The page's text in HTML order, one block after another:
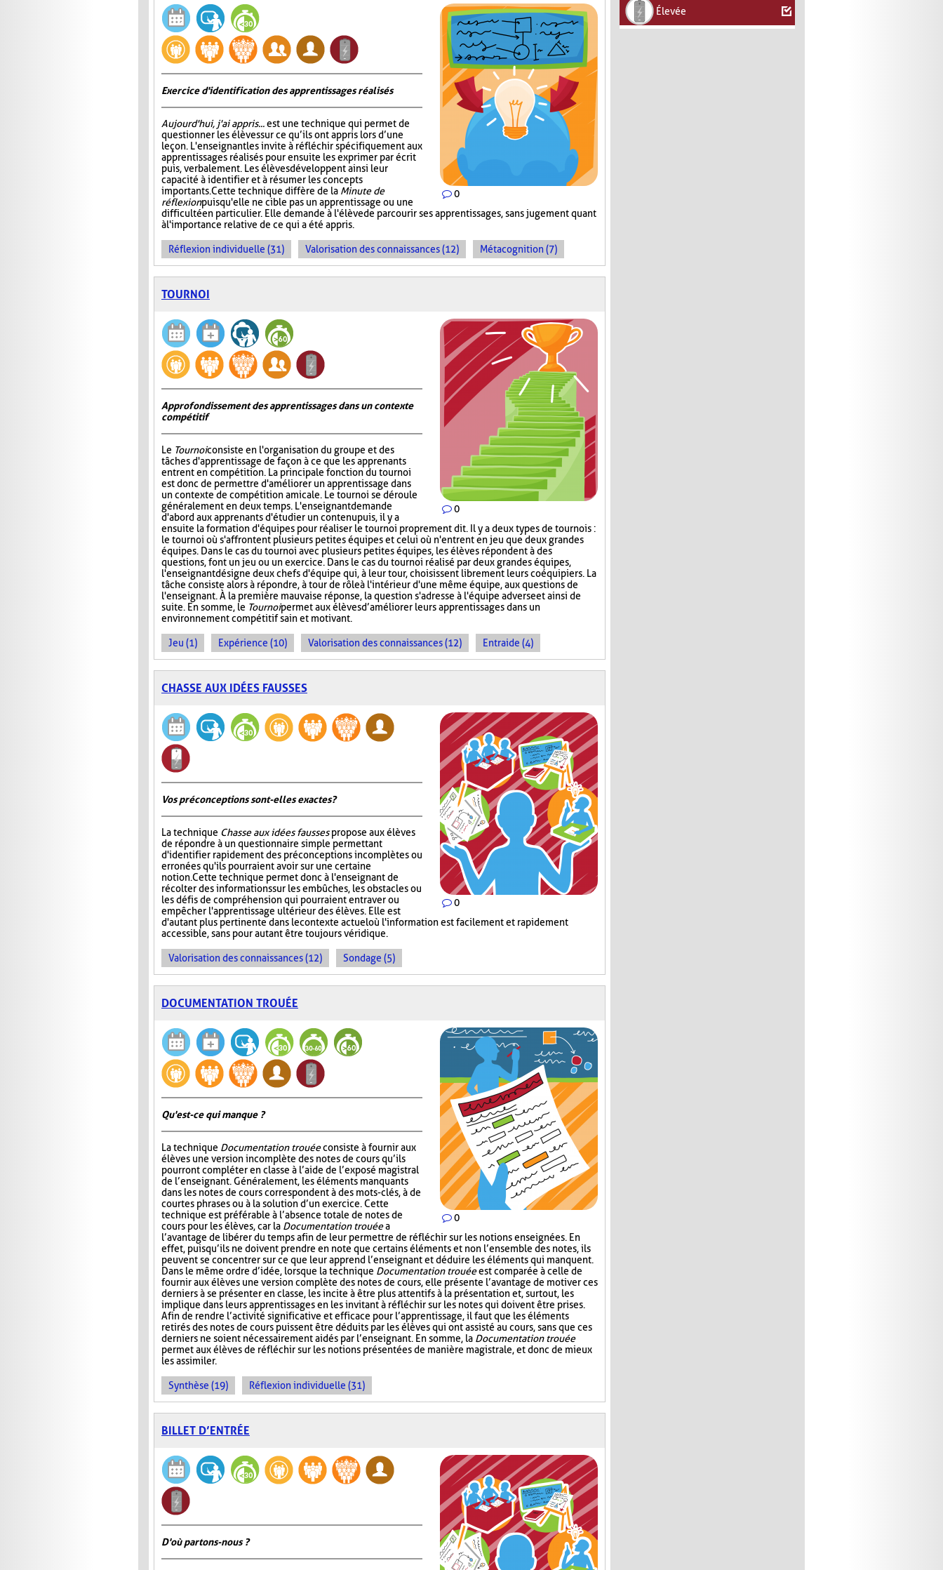
Élevée
0
Exercice d'identification des apprentissages réalisés
Aujourd'hui, j'ai appris...est une technique qui permet de
questionner les élèves sur ce qu’ils ont appris lors d’une
leçon. L'enseignant les invite à réfléchir spécifiquement aux
apprentissages réalisés pour ensuite les exprimer par écrit
puis, verbalement. Les élèves développent ainsi leur
capacité à identifier et à résumer les concepts
importants. Cette technique diffère de la Minute de
réflexionpuisqu'elle ne cible pas un apprentissage ou une
difficulté en particulier. Elle demande à l'élève de parcourir ses apprentissages, sans jugement quant
à l'importance relative de ce qui a été appris.
Réflexion individuelle (31) Valorisation des connaissances (12) Métacognition (7)
TOURNOI
0
Approfondissement des apprentissages dans un contexte
compétitif
Le Tournoiconsiste en l'organisation du groupe et des
tâches d'apprentissage de façon à ce que les apprenants
entrent en compétition. La principale fonction du tournoi
est donc de permettre d'améliorer un apprentissage dans
un contexte de compétition amicale. Le tournoi se déroule
généralement en deux temps. L'enseignant demande
d'abord aux apprenants d'étudier un contenu puis, il y a
ensuite la formation d'équipes pour réaliser le tournoi proprement dit. Il y a deux types de tournois :
le tournoi où s'affrontent plusieurs petites équipes et celui où n'entrent en jeu que deux grandes
équipes. Dans le cas du tournoi avec plusieurs petites équipes, les élèves répondent à des
questions, font un jeu ou un exercice. Dans le cas du tournoi réalisé par deux grandes équipes,
l'enseignant désigne deux chefs d'équipe qui, à leur tour, choisissent librement leurs coéquipiers. La
tâche consiste alors à répondre, à tour de rôle à l'intérieur d'une même équipe, aux questions de
l'enseignant. À la première mauvaise réponse, la question s'adresse à l'équipe adverse et ainsi de
suite. En somme, le Tournoipermet aux élèves d’améliorer leurs apprentissages dans un
environnement compétitif sain et motivant.
Jeu (1) Expérience (10) Valorisation des connaissances (12) Entraide (4)
CHASSE AUX IDÉES FAUSSES
0
Vos préconceptions sont-elles exactes ?
La technique Chasse aux idées faussespropose aux élèves
de répondre à un questionnaire simple permettant
d'identifier rapidement des préconceptions incomplètes ou
erronées qu'ils pourraient avoir sur une certaine
notion. Cette technique permet donc à l'enseignant de
récolter des informations sur les embûches, les obstacles ou
les défis de compréhension qui pourraient entraver ou
empêcher l'apprentissage ultérieur des élèves. Elle est
d'autant plus pertinente dans le contexte actuel où l'information est facilement et rapidement
accessible, sans pour autant être toujours véridique.
Valorisation des connaissances (12) Sondage (5)
DOCUMENTATION TROUÉE
0
Qu'est-ce qui manque ?
La technique Documentation trouéeconsiste à fournir aux
élèves une version incomplète des notes de cours qu’ils
pourront compléter en classe à l’aide de l’exposé magistral
de l’enseignant. Généralement, les éléments manquants
dans les notes de cours correspondent à des mots-clés, à de
courtes phrases ou à la solution d’un exercice. Cette
technique est préférable à l’absence totale de notes de
cours pour les élèves, car la Documentation trouéea
l’avantage de libérer du temps afin de leur permettre de réfléchir sur les notions enseignées. En
effet, puisqu’ils ne doivent prendre en note que certains éléments et non l’ensemble des notes, ils
peuvent se concentrer sur ce que leur apprend l’enseignant et déduire les éléments qui manquent.
Dans le même ordre d’idée, lorsque la technique Documentation trouéeest comparée à celle de
fournir aux élèves une version complète des notes de cours, elle présente l’avantage de motiver ces
derniers à se présenter en classe, les incite à être plus attentifs à la présentation et, surtout, les
implique dans leurs apprentissages en les invitant à réfléchir sur les notes qui doivent être prises.
Afin de rendre l’activité significative et efficace pour l’apprentissage, il faut que les éléments
retirés des notes de cours puissent être déduits par les élèves qui ont assisté au cours, sans que ces
derniers ne soient nécessairement aidés par l’enseignant. En somme, la Documentation trouée
permet aux élèves de réfléchir sur les notions présentées de manière magistrale, et donc de mieux
les assimiler.
Synthèse (19) Réflexion individuelle (31)
BILLET D’ENTRÉE
D'où partons-nous ?